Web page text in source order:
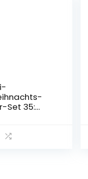
Set 35:
Exemplar)